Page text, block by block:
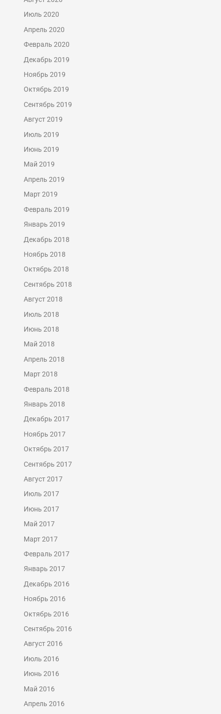
Июль 2020
Апрель 2020
Февраль 2020
Декабрь 2019
Ноябрь 2019
Октябрь 2019
Сентябрь 2019
Август 2019
Июль 2019
Июнь 2019
Май 2019
Апрель 2019
Март 2019
Февраль 2019
Январь 2019
Декабрь 2018
Ноябрь 2018
Октябрь 2018
Сентябрь 2018
Август 2018
Июль 2018
Июнь 2018
Май 2018
Апрель 2018
Март 2018
Февраль 2018
Январь 2018
Декабрь 2017
Ноябрь 2017
Октябрь 2017
Сентябрь 2017
Август 2017
Июль 2017
Июнь 2017
Май 2017
Март 2017
Февраль 2017
Январь 2017
Декабрь 2016
Ноябрь 2016
Октябрь 2016
Сентябрь 2016
Август 2016
Июль 2016
Июнь 2016
Май 2016
Апрель 2016